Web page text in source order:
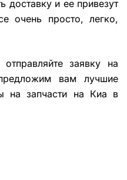
доставку и ее привезут
очень просто, легко,
заявку на
вам лучшие
на запчасти на Киа в